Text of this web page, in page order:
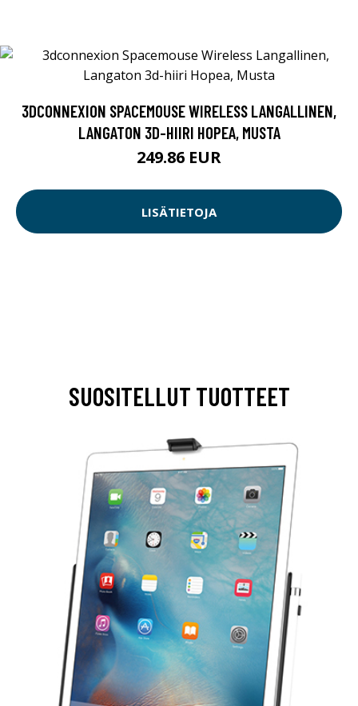
3DCONNEXION SPACEMOUSE WIRELESS LANGALLINEN,
LANGATON 3D-HIIRI HOPEA, MUSTA
249.86 EUR
LISÄTIETOJA
SUOSITELLUT TUOTTEET